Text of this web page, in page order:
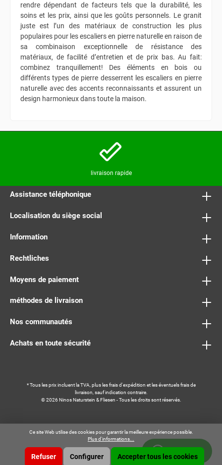
rendre dépendant de facteurs tels que la durabilité, les
soins et les prix, ainsi que les goûts personnels. Le granit
juste est l’un des matériaux de construction les plus
populaires pour les escaliers en pierre naturelle en raison de
sa combinaison exceptionnelle de résistance des
matériaux, de facilité d’entretien et de prix bas. Au fait:
combinez tranquillement! Des éléments en bois ou
différents types de pierre desserrent les escaliers en pierre
naturelle avec des accents reconnaissants et assurent un
design harmonieux dans toute la maison.
livraison rapide
Assistance téléphonique
Localisation du siège social
Information
Rechtliches
Moyens de paiement
méthodes de livraison
Nos communautés
Achats en toute sécurité
* Tous les prix incluent la TVA, plus les fraisd'expédition et les éventuels frais de
livraison, sauf indication contraire.
© 2026 Ninos Naturstein & Fliesen - Tous les droits sont réservés.
Ce site Web utilise des cookies pour garantir la meilleure expérience possible.
Plus d'informations...
Refuser Configurer Accepter tous les cookies